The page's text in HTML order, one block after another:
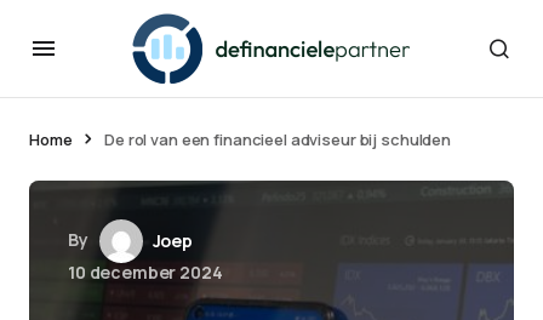
Home De rol van een financieel adviseur bij schulden
By
Joep
10 december 2024